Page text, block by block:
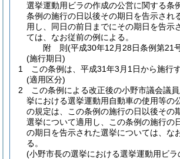
選挙運動用ビラの作成の公営に関する条
条例の施行の日以後その期日を告示され
用し、同日の前日までにその期日を告示
ては、なお従前の例による。
附 則(平成30年12月28日条例第21
(施行期日)
1
この条例は、平成31年3月1日から施行す
(適用区分)
2
この条例による改正後の小野市議会議
挙における選挙運動用自動車の使用等の
の規定は、この条例の施行の日以後その
選挙について適用し、この条例の施行の
の期日を告示された選挙については、な
る。
(小野市長の選挙における選挙運動用ビ